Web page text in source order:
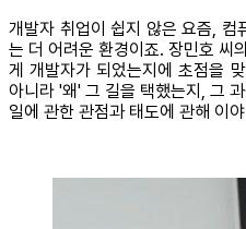
개발자 취업이 쉽지 않은 요즘, 컴
는 더 어려운 환경이죠. 장민호 씨
게 개발자가 되었는지에 초점을
아니라 '왜' 그 길을 택했는지, 그
일에 관한 관점과 태도에 관해 이